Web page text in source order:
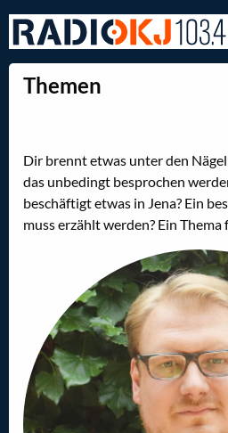
Themen
Dir brennt etwas unter den
das unbedingt besprochen
beschäftigt etwas in Jena? Ein
muss erzählt werden? Ein